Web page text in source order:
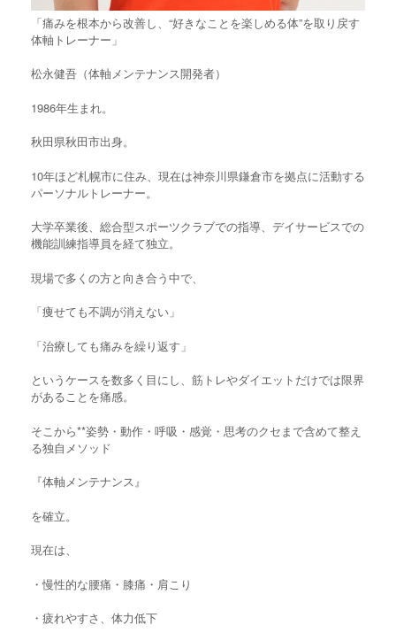
「痛みを根本から改善し、“好きなことを楽しめる体”を取り戻す
体軸トレーナー」
松永健吾（体軸メンテナンス開発者）
1986年生まれ。
秋田県秋田市出身。
10年ほど札幌市に住み、現在は神奈川県鎌倉市を拠点に活動する
パーソナルトレーナー。
大学卒業後、総合型スポーツクラブでの指導、デイサービスでの
機能訓練指導員を経て独立。
現場で多くの方と向き合う中で、
「痩せても不調が消えない」
「治療しても痛みを繰り返す」
というケースを数多く目にし、筋トレやダイエットだけでは限界
があることを痛感。
そこから**姿勢・動作・呼吸・感覚・思考のクセまで含めて整え
る独自メソッド
『体軸メンテナンス』
を確立。
現在は、
・慢性的な腰痛・膝痛・肩こり
・疲れやすさ、体力低下